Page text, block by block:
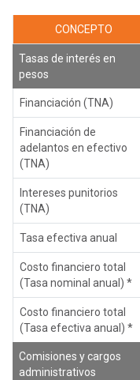
CONCEPTO
Tasas de interés en
pesos
Financiación (TNA)
Financiación de
adelantos en efectivo
(TNA)
Intereses punitorios
(TNA)
Tasa efectiva anual
Costo financiero total
(Tasa nominal anual) *
Costo financiero total
(Tasa efectiva anual) *
Comisiones y cargos
administrativos